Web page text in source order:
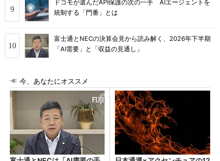
ドコモが選んだAPI保護の次の一手 AIエージェントを
統制する「門番」とは
富士通とNECの決算会見から読み解く、2026年下半期
「AI需要」と「収益の見通し」
今、あなたにオススメ